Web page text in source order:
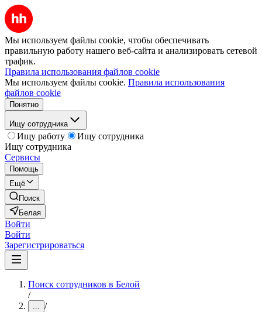
Мы используем файлы cookie, чтобы обеспечивать
правильную работу нашего веб-сайта и анализировать сетевой
трафик.
Правила использования файлов cookie
Мы используем файлы cookie. Правила использования
файлов cookie
Понятно
Ищу сотрудника
Ищу работу
Ищу сотрудника
Ищу сотрудника
Сервисы
Помощь
Ещё
Поиск
Белая
Войти
Войти
Зарегистрироваться
Поиск сотрудников в Белой
/
... /